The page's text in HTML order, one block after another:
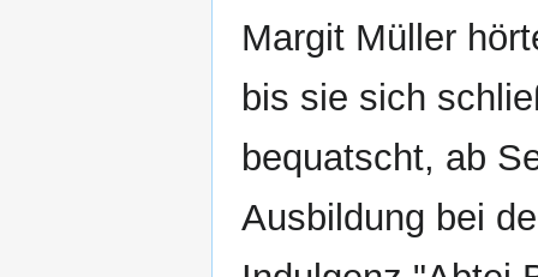
Margit Müller
bis sie sich
bequatscht, ab
Ausbildung bei